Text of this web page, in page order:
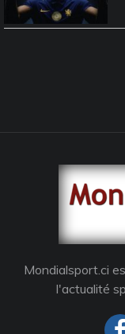
Mondialsport.ci
l'actualité